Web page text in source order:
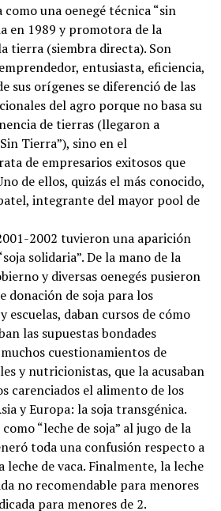
una oenegé técnica “sin
en 1989 y promotora de la
tierra (siembra directa). Son
entusiasta, eficiencia,
sus orígenes se diferenció de las
del agro porque no basa su
de tierras (llegaron a
Tierra”), sino en el
de empresarios exitosos que
de ellos, quizás el más conocido,
integrante del mayor pool de
2002 tuvieron una aparición
solidaria”. De la mano de la
y diversas oenegés pusieron
donación de soja para los
escuelas, daban cursos de cómo
las supuestas bondades
cuestionamientos de
y nutricionistas, que la acusaban
carenciados el alimento de los
y Europa: la soja transgénica.
“leche de soja” al jugo de la
toda una confusión respecto a
leche de vaca. Finalmente, la leche
no recomendable para menores
para menores de 2.